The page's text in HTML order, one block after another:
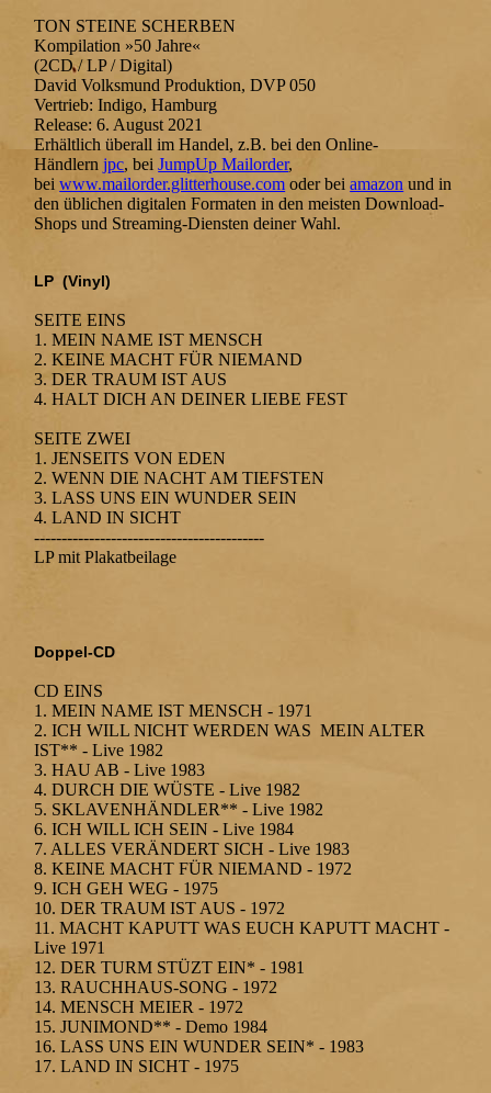
TON STEINE SCHERBEN
Kompilation »50 Jahre«
(2CD / LP / Digital)
David Volksmund Produktion, DVP 050
Vertrieb: Indigo, Hamburg
Release: 6. August 2021
Erhältlich überall im Handel, z.B. bei den Online-
Händlernjpc, beiJumpUp Mailorder,
beiwww.mailorder.glitterhouse.com oder beiamazon und in
den üblichen digitalen Formaten in den meisten Download-
Shops und Streaming-Diensten deiner Wahl.
LP (Vinyl)
SEITE EINS
1. MEIN NAME IST MENSCH
2. KEINE MACHT FÜR NIEMAND
3. DER TRAUM IST AUS
4. HALT DICH AN DEINER LIEBE FEST
SEITE ZWEI
1. JENSEITS VON EDEN
2. WENN DIE NACHT AM TIEFSTEN
3. LASS UNS EIN WUNDER SEIN
4. LAND IN SICHT
------------------------------------------
LP mit Plakatbeilage
Doppel-CD
CD EINS
1. MEIN NAME IST MENSCH - 1971
2. ICH WILL NICHT WERDEN WAS MEIN ALTER
IST** - Live 1982
3. HAU AB - Live 1983
4. DURCH DIE WÜSTE - Live 1982
5. SKLAVENHÄNDLER** - Live 1982
6. ICH WILL ICH SEIN - Live 1984
7. ALLES VERÄNDERT SICH - Live 1983
8. KEINE MACHT FÜR NIEMAND - 1972
9. ICH GEH WEG - 1975
10. DER TRAUM IST AUS - 1972
11. MACHT KAPUTT WAS EUCH KAPUTT MACHT -
Live 1971
12. DER TURM STÜZT EIN* - 1981
13. RAUCHHAUS-SONG - 1972
14. MENSCH MEIER - 1972
15. JUNIMOND** - Demo 1984
16. LASS UNS EIN WUNDER SEIN* - 1983
17. LAND IN SICHT - 1975